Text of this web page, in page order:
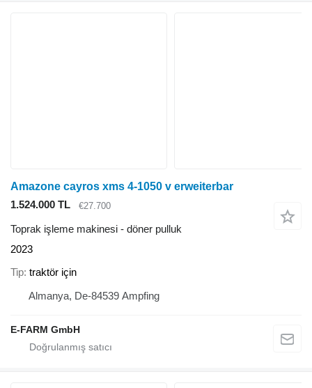
Amazone cayros xms 4-1050 v erweiterbar
1.524.000 TL
€27.700
Toprak işleme makinesi - döner pulluk
2023
Tip traktör için
Almanya, De-84539 Ampfing
E-FARM GmbH